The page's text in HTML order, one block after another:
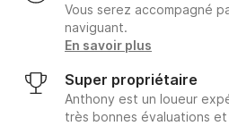
Vous serez accompagné
naviguant.
En savoir plus
Super propriétaire
Anthony est un loueur
très bonnes évaluations